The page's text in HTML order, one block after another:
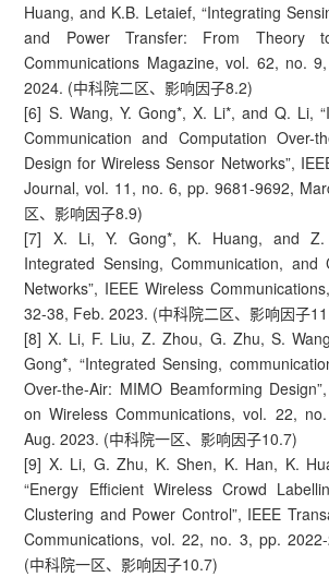
Huang, and K.B. Letaief, “Integrating
and Power Transfer: From Theory
Communications Magazine, vol. 62, no.
2024. (中科院二区、影响因子8.2)
[6] S. Wang, Y. Gong*, X. Li*, and Q. Li,
Communication and Computation Over-
Design for Wireless Sensor Networks”,
Journal, vol. 11, no. 6, pp. 9681-9692,
区、影响因子8.9)
[7] X. Li, Y. Gong*, K. Huang, and Z.
Integrated Sensing, Communication, and
Networks”, IEEE Wireless
32-38, Feb. 2023. (中科院二区、影响因子
[8] X. Li, F. Liu, Z. Zhou, G. Zhu, S.
Gong*, “Integrated Sensing,
Over-the-Air: MIMO Beamforming
on Wireless Communications, vol. 22,
Aug. 2023. (中科院一区、影响因子10.7)
[9] X. Li, G. Zhu, K. Shen, K. Han, K.
“Energy Efficient Wireless Crowd
Clustering and Power Control”, IEEE
Communications, vol. 22, no. 3, pp.
(中科院一区、影响因子10.7)